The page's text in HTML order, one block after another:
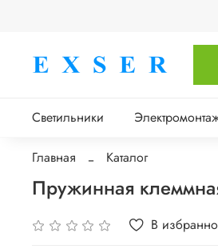
Светильники
Главная Каталог
Пружинная
В